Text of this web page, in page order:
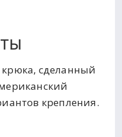
сделанный
крепления.